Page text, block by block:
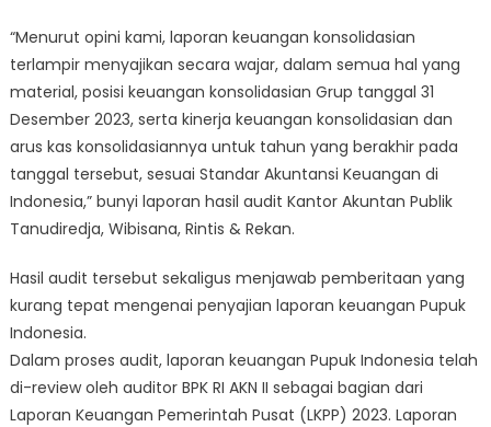
“Menurut opini kami, laporan keuangan konsolidasian
terlampir menyajikan secara wajar, dalam semua hal yang
material, posisi keuangan konsolidasian Grup tanggal 31
Desember 2023, serta kinerja keuangan konsolidasian dan
arus kas konsolidasiannya untuk tahun yang berakhir pada
tanggal tersebut, sesuai Standar Akuntansi Keuangan di
Indonesia,” bunyi laporan hasil audit Kantor Akuntan Publik
Tanudiredja, Wibisana, Rintis & Rekan.
Hasil audit tersebut sekaligus menjawab pemberitaan yang
kurang tepat mengenai penyajian laporan keuangan Pupuk
Indonesia.
Dalam proses audit, laporan keuangan Pupuk Indonesia telah
di-review oleh auditor BPK RI AKN II sebagai bagian dari
Laporan Keuangan Pemerintah Pusat (LKPP) 2023. Laporan